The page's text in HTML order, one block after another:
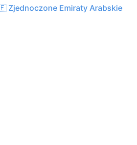
Zjednoczone Emiraty Arabskie